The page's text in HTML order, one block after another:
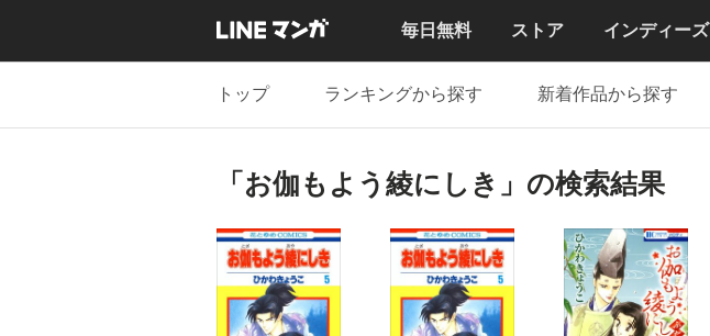
毎日無料 ストア インディーズ
トップ ランキングから探す 新着作品から探す
「お伽もよう綾にしき」の検索結果